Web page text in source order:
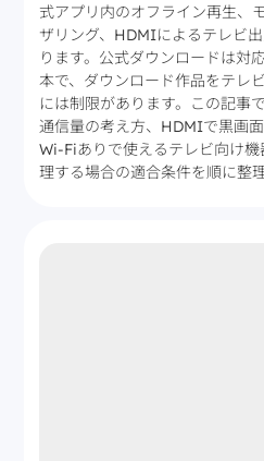
式アプリ内のオフライン再生、
ザリング、HDMIによるテレビ
ります。公式ダウンロードは対
本で、ダウンロード作品をテレ
には制限があります。この記事
通信量の考え方、HDMIで黒画面
Wi-Fiありで使えるテレビ向け
理する場合の適合条件を順に整理